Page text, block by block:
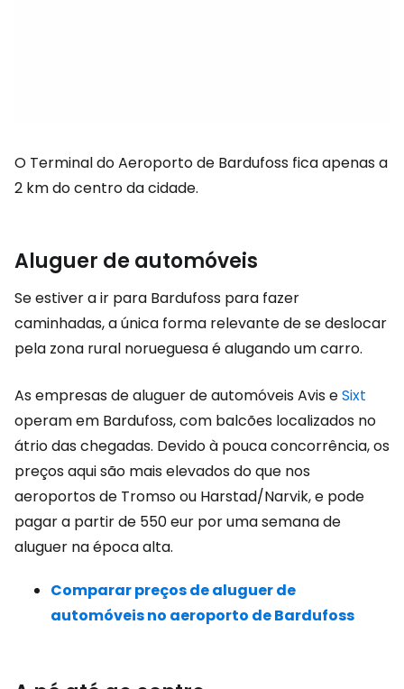
O Terminal do Aeroporto de Bardufoss fica apenas a
2 km do centro da cidade.
Aluguer de automóveis
Se estiver a ir para Bardufoss para fazer
caminhadas, a única forma relevante de se deslocar
pela zona rural norueguesa é alugando um carro.
As empresas de aluguer de automóveis Avis eSixt
operam em Bardufoss, com balcões localizados no
átrio das chegadas. Devido à pouca concorrência, os
preços aqui são mais elevados do que nos
aeroportos de Tromso ou Harstad/Narvik, e pode
pagar a partir de 550 eur por uma semana de
aluguer na época alta.
Comparar preços de aluguer de
automóveis no aeroporto de Bardufoss